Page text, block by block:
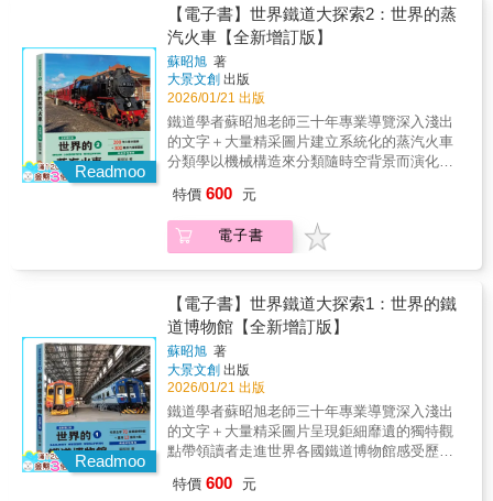
們可以瞭解中世紀歐洲複雜又精彩的愛恨情
仇。走入那些國王、騎士、公主、教士，乃至
於吟遊詩人與農奴的多元世界中。」——FB
「馬雅國駐臺辦事處」版主／馬雅人「中世紀
歐洲實在很引人入勝。騎士精神、城堡城牆、
宏偉建築，都是讓人感覺夢幻的文化遺產。現
在就翻開這本書，以輕鬆易懂的圖文方式了解
這個夢幻般的時代，進入真實的中世紀歐洲
究竟是什麼模樣？」「所謂的騎士精神是怎麼
形塑的？」不只是一本工具書，更是連結大眾
浪漫想像與真實中世紀的解碼鑰匙！▶權力藍
圖： 搞懂階級體制，讓故事中的角色行為更有
依據▶日常圖解： 深入貴族和百姓的生活現
場，還原被歷史課本省略的細節▶創作實踐：
具體建議幫助創作者建立紮實、有說服力的背
景，奇幻故事再也不「走味」不論是追求作品
考究度的創作者、渴望看透影視作品細節的觀
眾，或是想理解遊戲世界觀的玩家，本書將帶
個迷人時代！好評推薦馬雅人｜FB 「馬雅國駐
臺辦事處」版主seayu｜「即食歷史」版主「圖
解加上平易近人的文字，是日本歷史普及作家
們可以瞭解中世紀歐洲複雜又精彩的愛恨情
仇。走入那些國王、騎士、公主、教士，乃至
於吟遊詩人與農奴的多元世界中。」——FB
「馬雅國駐臺辦事處」版主／馬雅人「中世紀
歐洲實在很引人入勝。騎士精神、城堡城牆、
宏偉建築，都是讓人感覺夢幻的文化遺產。現
在就翻開這本書，以輕鬆易懂的圖文方式了解
這個夢幻般的時代，進入真實的中世紀歐洲
Readmoo
【電子書】世界鐵道大探索2：世界的蒸
汽火車【全新增訂版】
蘇昭旭 著
大景文創 出版
2026/01/21 出版
鐵道學者蘇昭旭老師三十年專業導覽深入淺出
的文字＋大量精采圖片建立系統化的蒸汽火車
分類學以機械構造來分類隨時空背景而演化帶
版特色‧新增兩種尺寸窄軌鐵道蒸汽火車，資訊
更齊全‧更新各國蒸汽火車相關資訊‧更新圖照，
精采度升級‧鐵道職人三十餘載走訪，記錄世界
速度、地形、功能等不同需求，蒸汽機車歷經
多次「演化」，人們製造出數千種型式、各具
魅力的蒸汽機車，可說是動力機械的藝術品。
雖然現在主流交通工具已不是蒸汽火車，但仍
有蒸汽火車鐵道路線持續營運中，有些以在特
殊節日亮相的「動態保存」為主，有些則收藏
在各地博物館「靜態保存」。 為什麼有些蒸汽
火車鐵道路線仍在運行？為什麼我們需要保存
蒸汽火車？透過這本書，讀者將領悟到蒸汽火
車存在的意義，感受到蒸汽火車不隨著時代變
特價 600 元
電子書
Readmoo
【電子書】世界鐵道大探索1：世界的鐵
道博物館【全新增訂版】
蘇昭旭 著
大景文創 出版
2026/01/21 出版
鐵道學者蘇昭旭老師三十年專業導覽深入淺出
的文字＋大量精采圖片呈現鉅細靡遺的獨特觀
點帶領讀者走進世界各國鐵道博物館感受歷史
特色‧更新臺灣鐵道博物館最新資訊‧新增歐洲地
特價 600 元